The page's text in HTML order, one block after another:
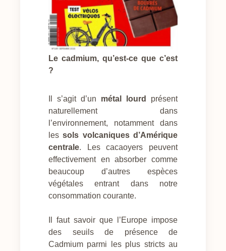
Le cadmium, qu’est-ce que c’est
?
Il s’agit d’un métal lourd présent
naturellement dans
l’environnement, notamment dans
lessols volcaniques d’Amérique
centrale. Les cacaoyers peuvent
effectivement en absorber comme
beaucoup d’autres espèces
végétales entrant dans notre
consommation courante.
Il faut savoir que l’Europe impose
des seuils de présence de
Cadmium parmi les plus stricts au